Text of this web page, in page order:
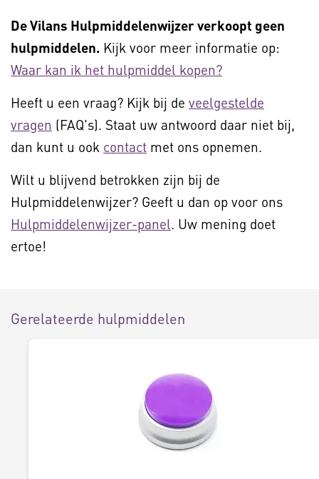
De Vilans Hulpmiddelenwijzer verkoopt geen
hulpmiddelen. Kijk voor meer informatie op:
Waar kan ik het hulpmiddel kopen?
Heeft u een vraag? Kijk bij de veelgestelde
vragen (FAQ's). Staat uw antwoord daar niet bij,
dan kunt u ook contact met ons opnemen.
Wilt u blijvend betrokken zijn bij de
Hulpmiddelenwijzer? Geeft u dan op voor ons
Hulpmiddelenwijzer-panel. Uw mening doet
ertoe!
Gerelateerde hulpmiddelen